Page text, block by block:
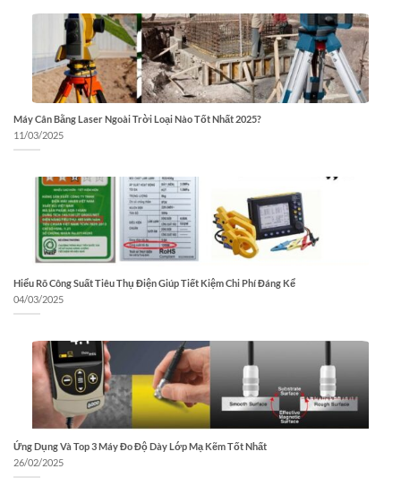
Máy Cân Bằng Laser Ngoài Trời Loại Nào Tốt Nhất 2025?
11/03/2025
Hiểu Rõ Công Suất Tiêu Thụ Điện Giúp Tiết Kiệm Chi Phí Đáng Kể
04/03/2025
Ứng Dụng Và Top 3 Máy Đo Độ Dày Lớp Mạ Kẽm Tốt Nhất
26/02/2025